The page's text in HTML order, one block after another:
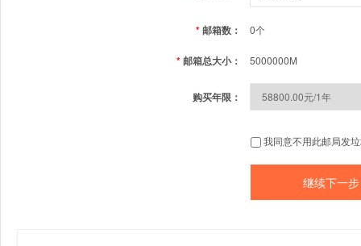
*邮箱数： 0个
*邮箱总大小： 5000000M
购买年限：
我同意不用此邮局发